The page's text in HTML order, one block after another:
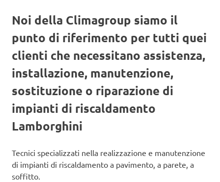
Noi della Climagroup siamo il
punto di riferimento per tutti quei
clienti che necessitano assistenza,
installazione, manutenzione,
sostituzione o riparazione di
impianti di riscaldamento
Lamborghini
Tecnici specializzati nella realizzazione e manutenzione
di impianti di riscaldamento a pavimento, a parete, a
soffitto.